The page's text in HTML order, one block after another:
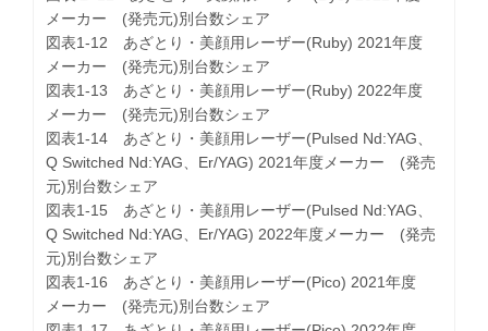
メーカー (発売元)別台数シェア
図表1-12 あざとり・美顔用レーザー(Ruby) 2021年度
メーカー (発売元)別台数シェア
図表1-13 あざとり・美顔用レーザー(Ruby) 2022年度
メーカー (発売元)別台数シェア
図表1-14 あざとり・美顔用レーザー(Pulsed Nd:YAG、
Q Switched Nd:YAG、Er/YAG) 2021年度メーカー (発売
元)別台数シェア
図表1-15 あざとり・美顔用レーザー(Pulsed Nd:YAG、
Q Switched Nd:YAG、Er/YAG) 2022年度メーカー (発売
元)別台数シェア
図表1-16 あざとり・美顔用レーザー(Pico) 2021年度
メーカー (発売元)別台数シェア